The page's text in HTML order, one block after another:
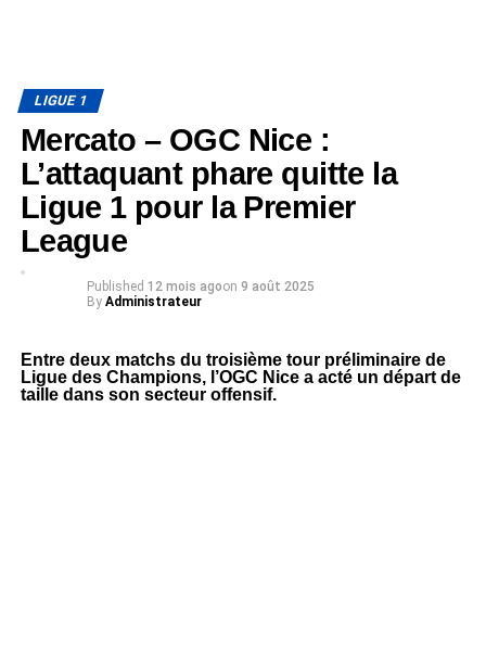
LIGUE 1
Mercato – OGC Nice :
L’attaquant phare quitte la
Ligue 1 pour la Premier
League
Published 12 mois agoon 9 août 2025
By Administrateur
Entre deux matchs du troisième tour préliminaire de
Ligue des Champions, l’OGC Nice a acté un départ de
taille dans son secteur offensif.